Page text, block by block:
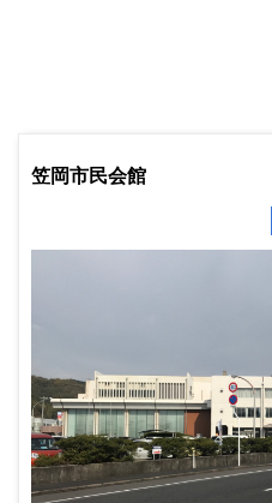
笠岡市民会館